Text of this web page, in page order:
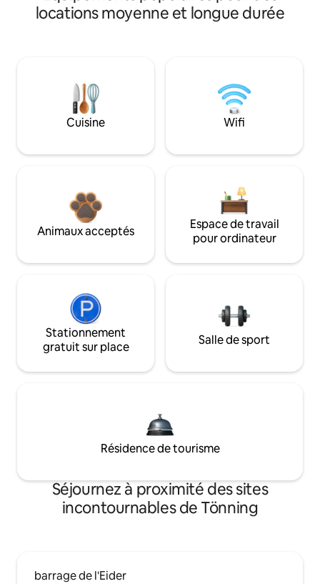
locations moyenne et longue durée
Cuisine Wifi
Animaux acceptés
Espace de travail
pour ordinateur
Stationnement
gratuit sur place
Salle de sport
Résidence de tourisme
Séjournez à proximité des sites
incontournables de Tönning
barrage de l'Eider